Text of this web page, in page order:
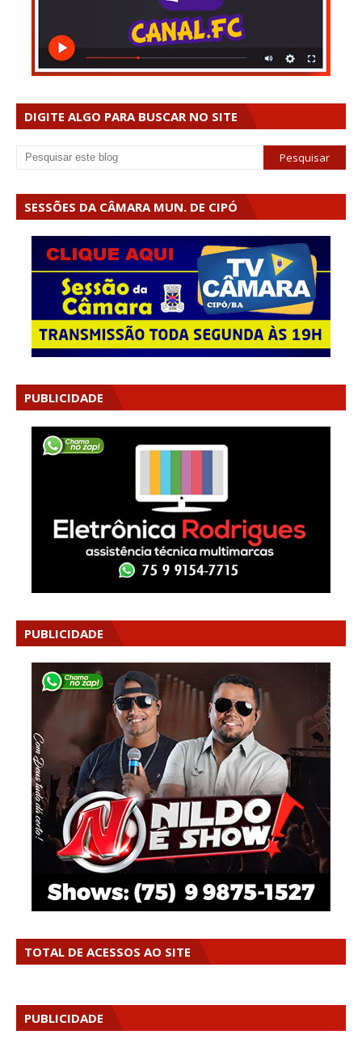
DIGITE ALGO PARA BUSCAR NO SITE
SESSÕES DA CÂMARA MUN. DE CIPÓ
PUBLICIDADE
PUBLICIDADE
TOTAL DE ACESSOS AO SITE
PUBLICIDADE